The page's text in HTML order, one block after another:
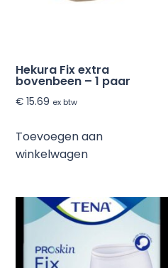
Hekura Fix extra
bovenbeen – 1 paar
€15.69 ex btw
Toevoegen aan
winkelwagen